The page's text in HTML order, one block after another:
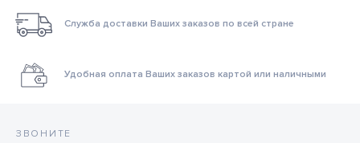
Служба доставки Ваших заказов по всей стране
Удобная оплата Ваших заказов картой или наличными
ЗВОНИТЕ